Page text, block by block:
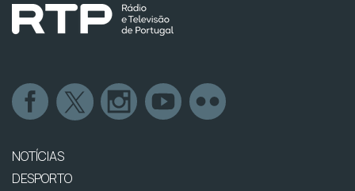
NOTÍCIAS
DESPORTO